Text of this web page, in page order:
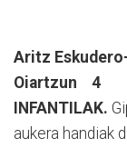
Aritz
Oiartzun 4
INFANTILAK.
aukera handiak